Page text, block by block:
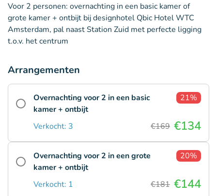
Voor 2 personen: overnachting in een basic kamer of
grote kamer + ontbijt bij designhotel Qbic Hotel WTC
Amsterdam, pal naast Station Zuid met perfecte ligging
t.o.v. het centrum
Arrangementen
Overnachting voor 2 in een basic
kamer + ontbijt
21%
Verkocht: 3 €169 €134
Overnachting voor 2 in een grote
kamer + ontbijt
20%
Verkocht: 1 €181 €144